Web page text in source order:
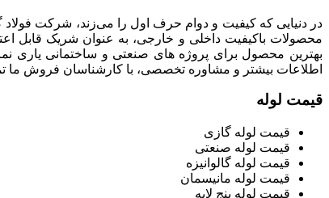
در دنیایی که کیفیت و دوام حرف اول را می‌زند، شرکت
محصولات باکیفیت داخلی و خارجی، به عنوان شریک قابل
بهترین محصول برای پروژه های صنعتی و ساختمانی یاری
اطلاعات بیشتر و مشاوره تخصصی، با کارشناسان فروش ما
قیمت لوله
قیمت لوله گازی
قیمت لوله صنعتی
قیمت لوله گالوانیزه
قیمت لوله مانیسمان
قیمت لوله پنج لایه